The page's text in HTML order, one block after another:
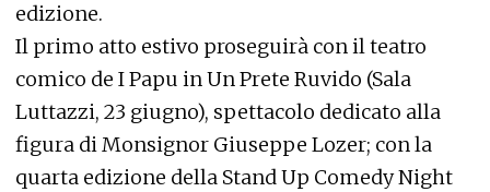
edizione.
Il primo atto estivo proseguirà con il teatro
comico de I Papu in Un Prete Ruvido (Sala
Luttazzi, 23 giugno), spettacolo dedicato alla
figura di Monsignor Giuseppe Lozer; con la
quarta edizione della Stand Up Comedy Night